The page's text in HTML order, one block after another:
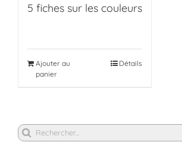
5 fiches sur les couleurs
Ajouter au
panier
Détails
Rechercher